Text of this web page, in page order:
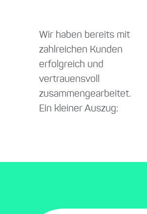
Wir haben bereits mit
zahlreichen Kunden
erfolgreich und
vertrauensvoll
zusammengearbeitet.
Ein kleiner Auszug: